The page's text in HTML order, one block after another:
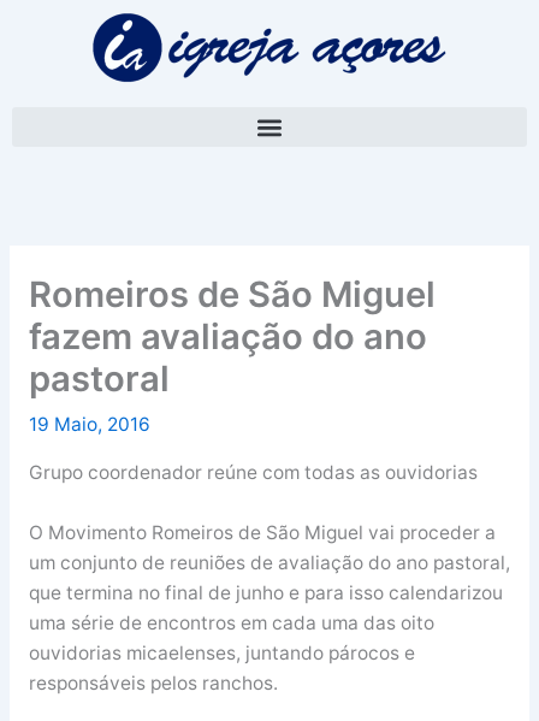
Romeiros de São Miguel
fazem avaliação do ano
pastoral
19 Maio, 2016
Grupo coordenador reúne com todas as ouvidorias
O Movimento Romeiros de São Miguel vai proceder a
um conjunto de reuniões de avaliação do ano pastoral,
que termina no final de junho e para isso calendarizou
uma série de encontros em cada uma das oito
ouvidorias micaelenses, juntando párocos e
responsáveis pelos ranchos.